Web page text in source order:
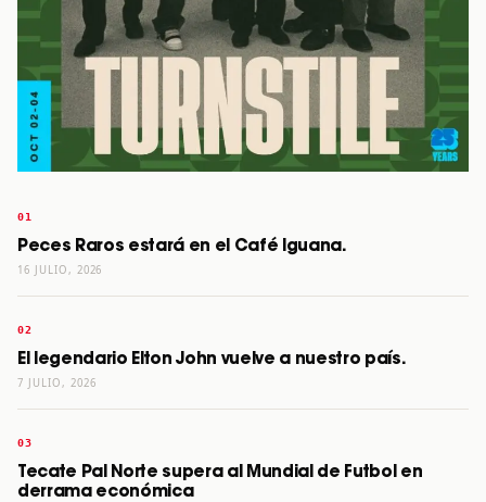
Peces Raros estará en el Café Iguana.
16 JULIO, 2026
El legendario Elton John vuelve a nuestro país.
7 JULIO, 2026
Tecate Pal Norte supera al Mundial de Futbol en
derrama económica